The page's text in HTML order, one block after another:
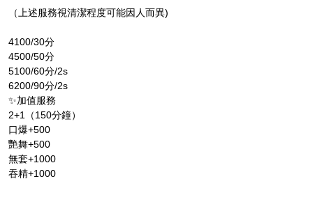
（上述服務視清潔程度可能因人而異)
4100/30分
4500/50分
5100/60分/2s
6200/90分/2s
✨加值服務
2+1（150分鐘）
口爆+500
艷舞+500
無套+1000
吞精+1000